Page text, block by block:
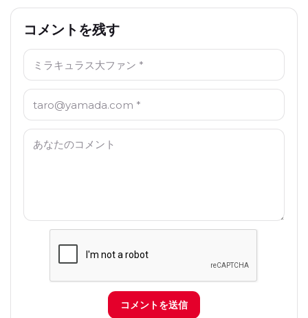
コメントを残す
名前: *
Email: *
コメント: *
コメントを送信